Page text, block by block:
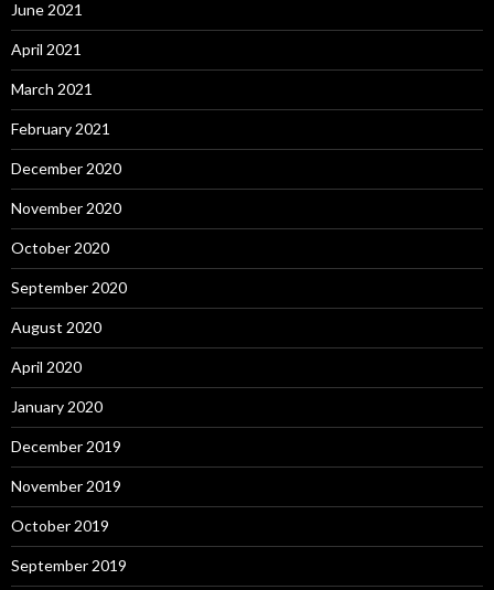
June 2021
April 2021
March 2021
February 2021
December 2020
November 2020
October 2020
September 2020
August 2020
April 2020
January 2020
December 2019
November 2019
October 2019
September 2019